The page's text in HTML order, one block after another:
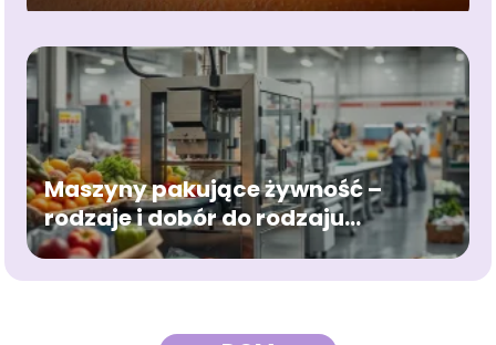
Maszyny pakujące żywność –
rodzaje i dobór do rodzaju
produktu